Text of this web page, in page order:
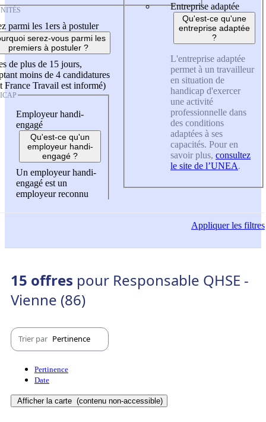
parmi les 1ers à postuler
serez-vous parmi les
premiers à postuler ?
de plus de 15 jours,
moins de 4 candidatures
France Travail est informé)
Employeur handi-
engagé
Qu'est-ce qu'un
employeur handi-
engagé ?
Un employeur handi-
engagé est un
employeur reconnu
Entreprise adaptée
Qu'est-ce qu'une
entreprise adaptée
?
L'entreprise adaptée
permet à un travailleur
en situation de
handicap d'exercer
une activité
professionnelle dans
des conditions
adaptées à ses
capacités. Pour en
savoir plus, consultez
le site de l’UNEA.
Appliquerles filtres
15 offres pour Responsable QHSE -
Vienne (86)
Trier par Pertinence
Pertinence
Date
Afficher la carte (contenu non-accessible)